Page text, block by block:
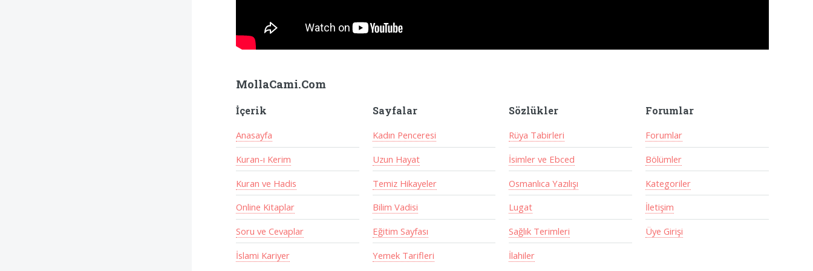
MollaCami.Com
İçerik
Anasayfa
Kuran-ı Kerim
Kuran ve Hadis
Online Kitaplar
Soru ve Cevaplar
İslami Kariyer
Sayfalar
Kadın Penceresi
Uzun Hayat
Temiz Hikayeler
Bilim Vadisi
Eğitim Sayfası
Yemek Tarifleri
Sözlükler
Rüya Tabirleri
İsimler ve Ebced
Osmanlıca Yazılışı
Lugat
Sağlık Terimleri
İlahiler
Forumlar
Forumlar
Bölümler
Kategoriler
İletişim
Üye Girişi